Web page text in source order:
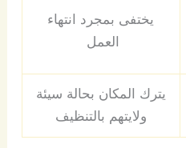
يختفى بمجرد انتهاء
العمل
يترك المكان بحالة سيئة
ولايتهم بالتنظيف